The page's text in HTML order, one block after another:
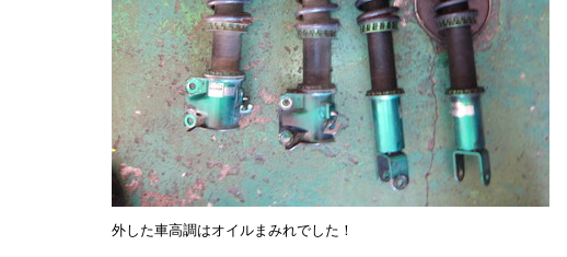
外した車高調はオイルまみれでした！